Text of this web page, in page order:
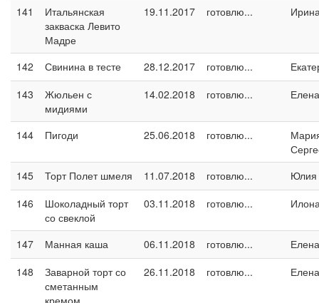
141
Итальянская
закваска Левито
Мадре
19.11.2017 готовлю...
142 Свинина в тесте 28.12.2017 готовлю...
143
Жюльен с
мидиями
14.02.2018 готовлю...
144 Пигоди 25.06.2018 готовлю...
145
Торт Полет шмеля 11.07.2018 готовлю...
Юлия
146
Шоколадный торт
со свеклой
03.11.2018 готовлю...
147 Манная каша 06.11.2018 готовлю...
148
Заварной торт со
сметанным
26.11.2018 готовлю...